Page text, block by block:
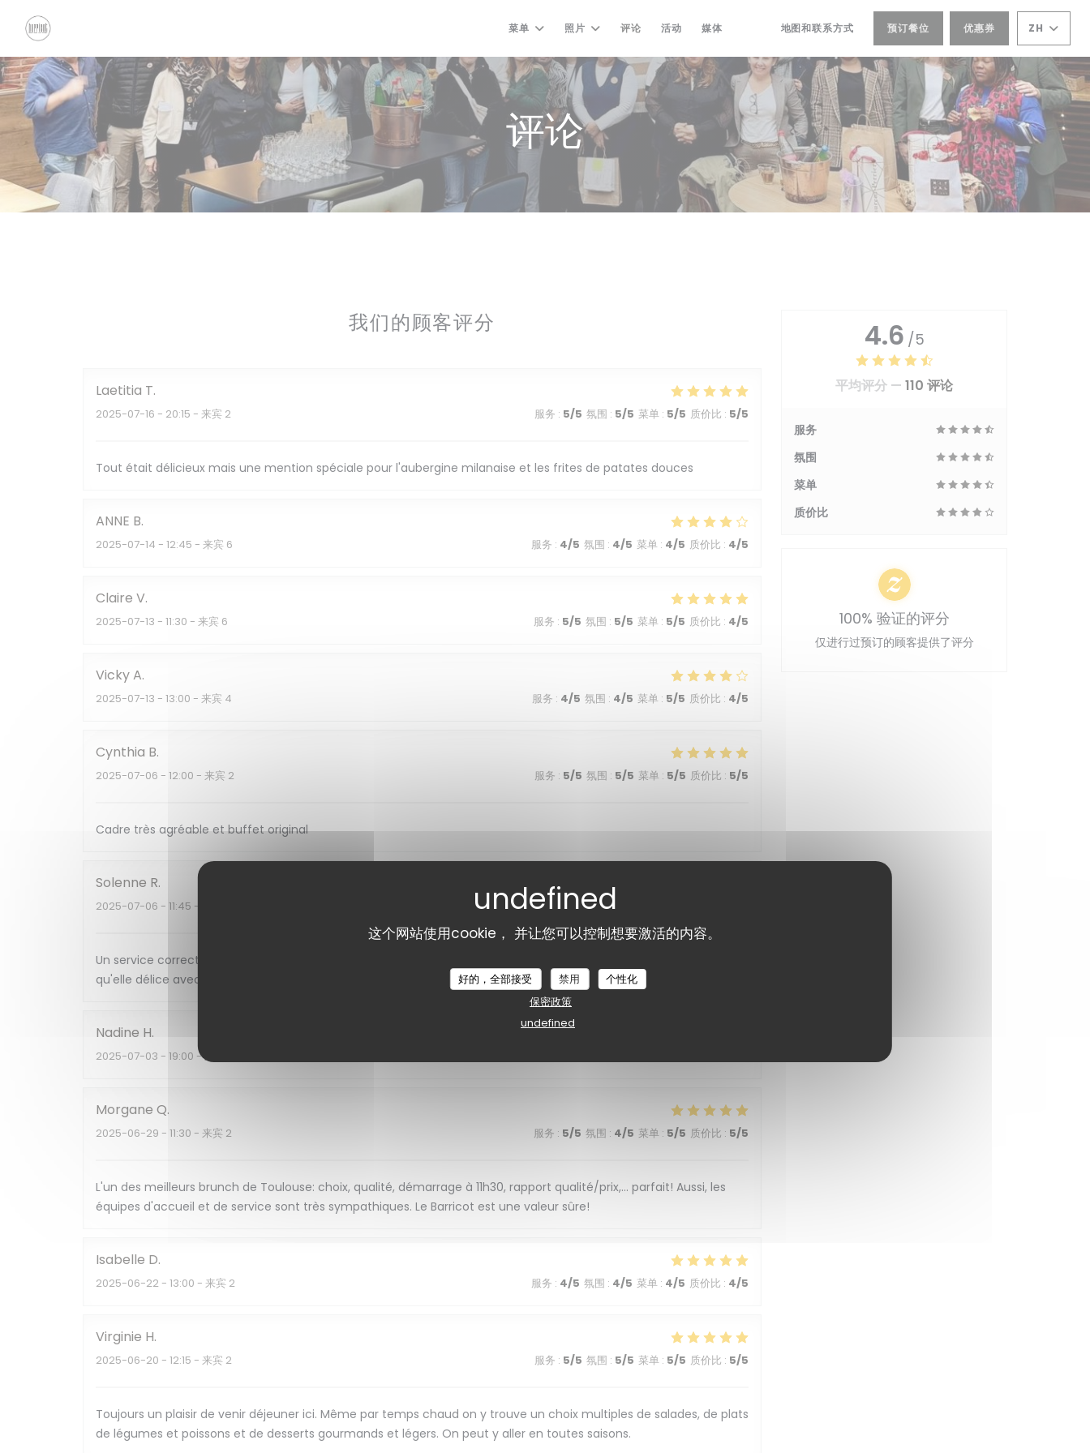
这个网站使用cookie， 并让您可以控制想要激活的内容。
好的，全部接受 禁用
个性化
保密政策
undefined
菜单 照片 评论 活动 媒体
((在新窗口中打开))
((在新窗口中打开))
地图和联系方式 预订餐位 优惠券 ZH
评论
我们的顾客评分
Laetitia T
2025-07-16 - 20:15 - 来宾 2 服务 : 5/5 氛围 : 5/5 菜单 : 5/5 质价比 : 5/5
Tout était délicieux mais une mention spéciale pour l'aubergine milanaise et les frites de patates douces
ANNE B
2025-07-14 - 12:45 - 来宾 6 服务 : 4/5 氛围 : 4/5 菜单 : 4/5 质价比 : 4/5
Claire V
2025-07-13 - 11:30 - 来宾 6 服务 : 5/5 氛围 : 5/5 菜单 : 5/5 质价比 : 4/5
VickyA
2025-07-13 - 13:00 - 来宾 4 服务 : 4/5 氛围 : 4/5 菜单 : 5/5 质价比 : 4/5
Cynthia B
2025-07-06 - 12:00 - 来宾 2 服务 : 5/5 氛围 : 5/5 菜单 : 5/5 质价比 : 5/5
Cadre très agréable et buffet original
Solenne R
2025-07-06 - 11:45 - 来宾 2 服务 : 4 /5 氛围:4
Un service correct, ce brunch salé sucré nous à régalé avec des fruits de saison. La lumière et le bruit sont tamisés
qu'elle délice avec les chaleurs d'été.
Nadine H
2025-07-03 - 19:00 - 来宾 3
Morgane Q
2025-06-29 - 11:30 - 来宾 2 服务 : 5/5 氛围 : 4/5 菜单 : 5/5 质价比 : 5/5
L'un des meilleurs brunch de Toulouse: choix, qualité, démarrage à 11h30, rapport qualité/prix,... parfait! Aussi, les
équipes d'accueil et de service sont très sympathiques. Le Barricot est une valeur sûre!
Isabelle D
2025-06-22 - 13:00 - 来宾 2 服务 : 4/5 氛围 : 4/5 菜单 : 4/5 质价比 : 4/5
Virginie H
2025-06-20 - 12:15 - 来宾 2 服务 : 5/5 氛围 : 5/5 菜单 : 5/5 质价比 : 5/5
Toujours un plaisir de venir déjeuner ici. Même par temps chaud on y trouve un choix multiples de salades, de plats
de légumes et poissons et de desserts gourmands et légers. On peut y aller en toutes saisons.
4.6 /5
平均评分 — 110 评论
服务
氛围
菜单
质价比
100% 验证的评分
仅进行过预订的顾客提供了评分